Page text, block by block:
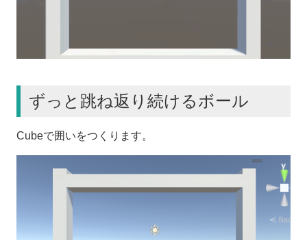
ずっと跳ね返り続けるボール
Cubeで囲いをつくります。